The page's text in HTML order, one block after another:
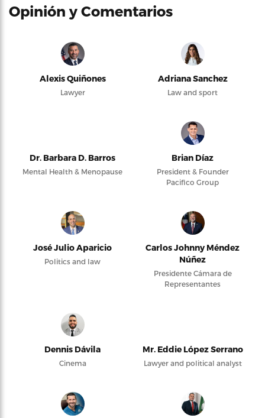
Opinión y Comentarios
Alexis Quiñones
Lawyer
Adriana Sanchez
Law and sport
Dr. Barbara D. Barros
Mental Health & Menopause
Brian Díaz
President & Founder
Pacifico Group
José Julio Aparicio
Politics and law
Carlos Johnny Méndez
Núñez
Presidente Cámara de
Representantes
Dennis Dávila
Cinema
Mr. Eddie López Serrano
Lawyer and political analyst